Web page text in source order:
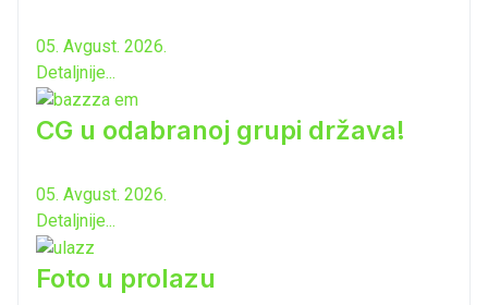
05. Avgust. 2026.
Detaljnije...
CG u odabranoj grupi država!
05. Avgust. 2026.
Detaljnije...
Foto u prolazu